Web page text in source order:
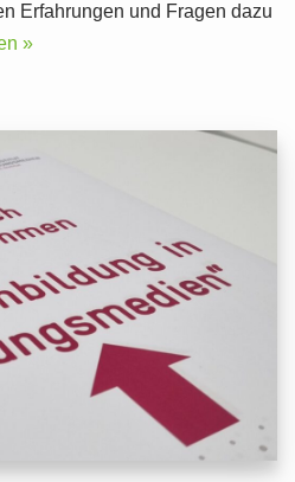
Erfahrungen und Fragen dazu
»